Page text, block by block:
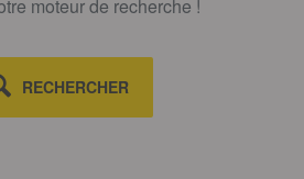
moteur de recherche !
RECHERCHER